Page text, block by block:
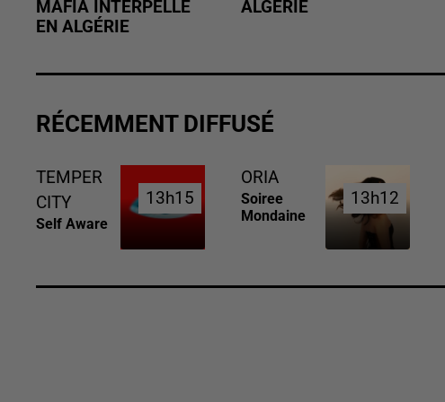
MAFIA INTERPELLÉ
EN ALGÉRIE
ALGÉRIE
RÉCEMMENT DIFFUSÉ
TEMPER
CITY
Self Aware
13h15
13h15
ORIA
Soiree
Mondaine
13h12
13h12